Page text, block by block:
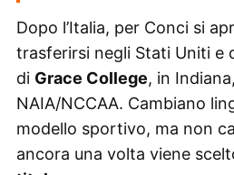
Dopo l’Italia, per Conci si
trasferirsi negli Stati Uniti e
di Grace College, in
NAIA/NCCAA. Cambiano
modello sportivo, ma non
ancora una volta viene